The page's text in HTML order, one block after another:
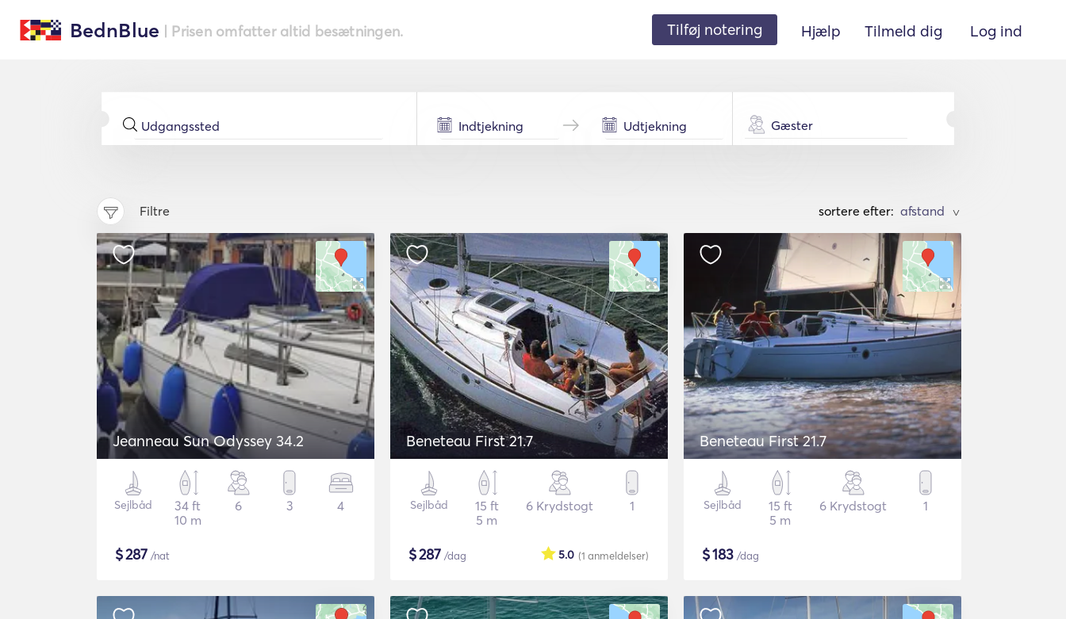
BednBlue | Prisen omfatter altid besætningen. Tilføj notering Hjælp Tilmeld dig Log ind
Gæster
Filtre sortere efter: >
Jeanneau Sun Odyssey 34.2
Sejlbåd
34 ft
10 m
6 3 4
$287 /nat
Beneteau First 21.7
Sejlbåd
15 ft
5 m
6 Krydstogt 1
$287 /dag (1 anmeldelser)
5.0
Beneteau First 21.7
Sejlbåd
15 ft
5 m
6 Krydstogt 1
$183 /dag